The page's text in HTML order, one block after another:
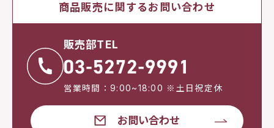
商品販売に関するお問い合わせ
販売部TEL
営業時間：9:00~18:00 ※土日祝定休
お問い合わせ